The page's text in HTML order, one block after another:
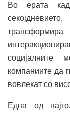
Во ерата
социјалните
компаниите да
вовлекат со
Една од